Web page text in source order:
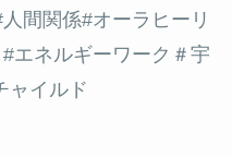
人間関係#オーラヒーリ
#エネルギーワーク ＃宇
ャイルド